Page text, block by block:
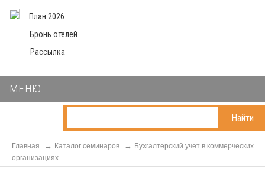
План 2026
Бронь отелей
Рассылка
МЕНЮ
Найти
Главная Каталог семинаров
Бухгалтерский учет в коммерческих
организациях